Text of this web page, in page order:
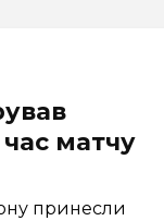
матчу
принесли